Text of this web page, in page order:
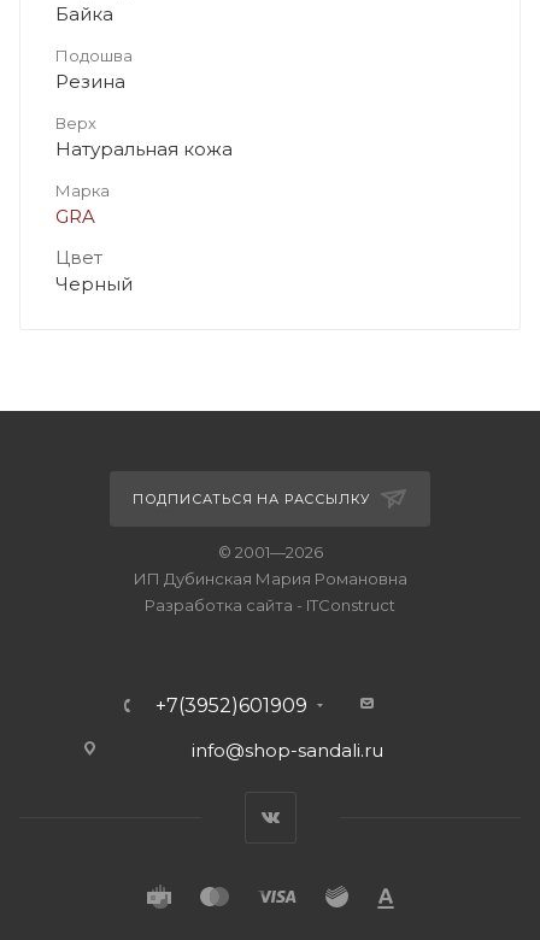
Байка
Подошва
Резина
Верх
Натуральная кожа
Марка
GRA
Цвет
Черный
ПОДПИСАТЬСЯ НА РАССЫЛКУ
© 2001—2026
ИП Дубинская Мария Романовна
Разработка сайта - ITConstruct
+7(3952)601909
info@shop-sandali.ru